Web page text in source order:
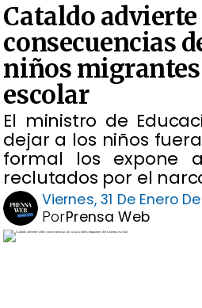
Cataldo advierte
consecuencias
niños
escolar
El ministro de
dejar a los niños
formal los expone
reclutados por el
Viernes, 31 De Enero
Prensa Web
Por